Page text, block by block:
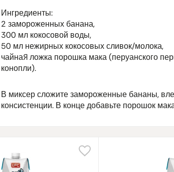
Ингредиенты:
2 замороженных банана,
300 мл кокосовой воды,
50 мл нежирных кокосовых сливок/молока,
чайная ложка порошка мака (перуанского
конопли).
В миксер сложите замороженные бананы,
консистенции. В конце добавьте порошок